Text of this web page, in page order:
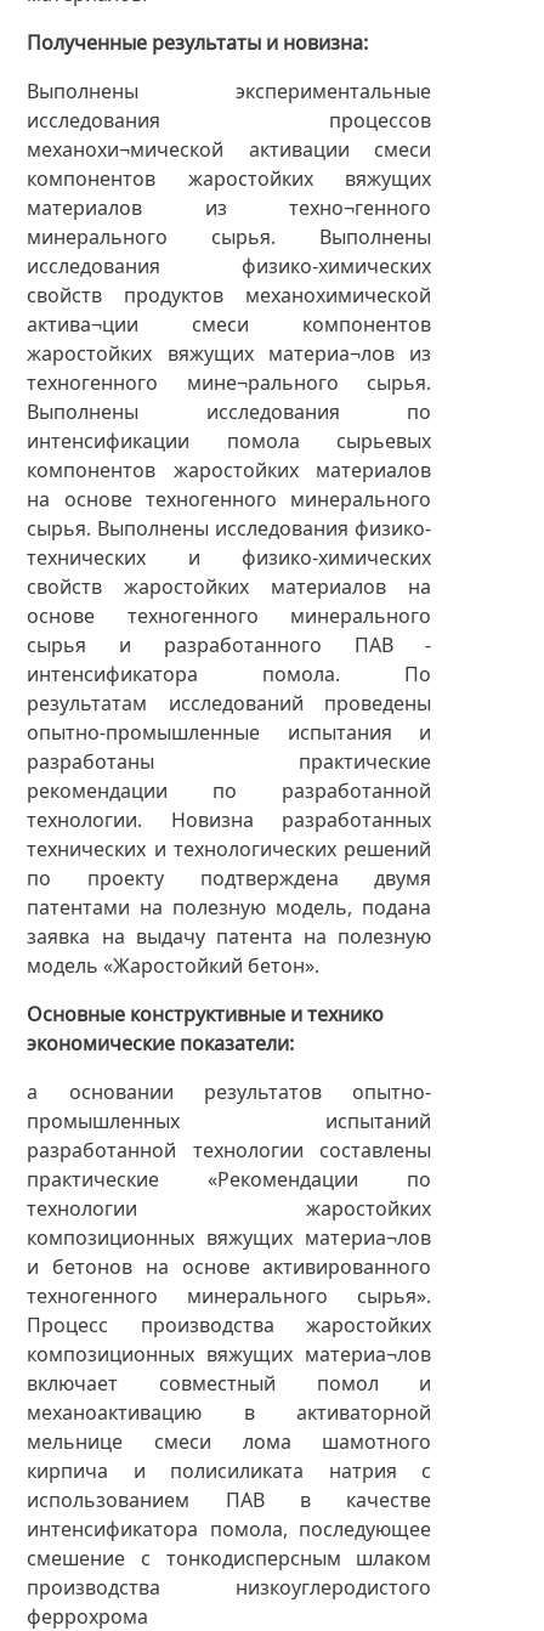
Полученные результаты и новизна
Выполнены экспериментальные
исследования процессов
механохи¬мической активации смеси
компонентов жаростойких вяжущих
материалов из техно¬генного
минерального сырья. Выполнены
исследования физико-химических
свойств продуктов механохимической
актива¬ции смеси компонентов
жаростойких вяжущих материа¬лов из
техногенного мине¬рального сырья.
Выполнены исследования по
интенсификации помола сырьевых
компонентов жаростойких материалов
на основе техногенного минерального
сырья. Выполнены исследования физико-
технических и физико-химических
свойств жаростойких материалов на
основе техногенного минерального
сырья и разработанного ПАВ -
интенсификатора помола. По
результатам исследований проведены
опытно-промышленные испытания и
разработаны практические
рекомендации по разработанной
технологии. Новизна разработанных
технических и технологических решений
по проекту подтверждена двумя
патентами на полезную модель, подана
заявка на выдачу патента на полезную
модель «Жаростойкий бетон».
Основные конструктивные и технико
экономические показатели
а основании результатов опытно-
промышленных испытаний
разработанной технологии составлены
практические «Рекомендации по
технологии жаростойких
композиционных вяжущих материа¬лов
и бетонов на основе активированного
техногенного минерального сырья».
Процесс производства жаростойких
композиционных вяжущих материа¬лов
включает совместный помол и
механоактивацию в активаторной
мельнице смеси лома шамотного
кирпича и полисиликата натрия с
использованием ПАВ в качестве
интенсификатора помола, последующее
смешение с тонкодисперсным шлаком
производства низкоуглеродистого
феррохрома